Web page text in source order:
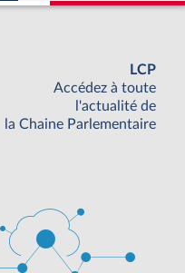
LCP
Accédez à toute
l'actualité de
la Chaine Parlementaire